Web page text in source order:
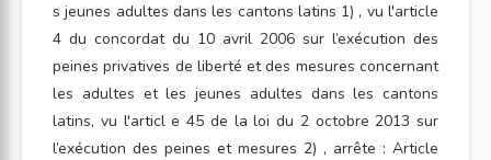
s jeunes adultes dans les cantons latins 1) , vu l'article
4 du concordat du 10 avril 2006 sur l’exécution des
peines privatives de liberté et des mesures concernant
les adultes et les jeunes adultes dans les cantons
latins, vu l'articl e 45 de la loi du 2 octobre 2013 sur
l’exécution des peines et mesures 2) , arrête : Article